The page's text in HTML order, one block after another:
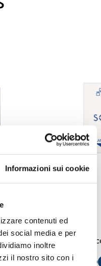
Informazioni sui cookie
contenuti ed
social media e per
inoltre
il nostro sito con i
Sol-LAN/S
Módulo de
ABRIR LIGAÇÃO